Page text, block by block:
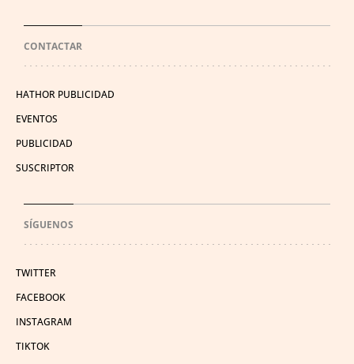
CONTACTAR
HATHOR PUBLICIDAD
EVENTOS
PUBLICIDAD
SUSCRIPTOR
SÍGUENOS
TWITTER
FACEBOOK
INSTAGRAM
TIKTOK